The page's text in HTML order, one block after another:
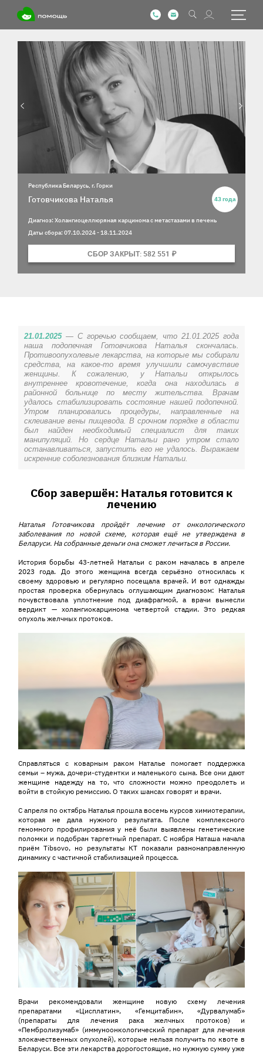
Информация о ребенке
Фотографии ребенка
Республика Беларусь, г. Горки
Готовчикова Наталья
Диагноз: Холангиоцеллюряная карцинома с метастазами в печень
Даты сбора: 07.10.2024 - 18.11.2024
СБОР ЗАКРЫТ: 582 551 ₽
43 года
21.01.2025 — С горечью сообщаем, что 21.01.2025 года
наша подопечная Готовчикова Наталья скончалась.
Противоопухолевые лекарства, на которые мы собирали
средства, на какое-то время улучшили самочувствие
женщины. К сожалению, у Натальи открылось
внутреннее кровотечение, когда она находилась в
районной больнице по месту жительства. Врачам
удалось стабилизировать состояние нашей подопечной.
Утром планировались процедуры, направленные на
склеивание вены пищевода. В срочном порядке в области
был найден необходимый специалист для таких
манипуляций. Но сердце Натальи рано утром стало
останавливаться, запустить его не удалось. Выражаем
искренние соболезнования близким Натальи.
Сбор завершён: Наталья готовится к
лечению
Наталья Готовчикова пройдёт лечение от онкологического
заболевания по новой
схеме, которая ещё не утверждена в
Беларуси. На собранные деньги она сможет лечиться в России.
История борьбы 43-летней Натальи с раком началась в апреле
2023 года. До этого женщина всегда серьёзно относилась к
своему здоровью и регулярно посещала врачей. И вот однажды
простая проверка обернулась оглушающим диагнозом: Наталья
почувствовала уплотнение под диафрагмой, а врачи вынесли
вердикт — холангиокарцинома четвертой стадии. Это редкая
опухоль желчных протоков.
Справляться с коварным раком Наталье помогает поддержка
семьи – мужа, дочери-студентки и маленького сына. Все они дают
женщине надежду на то, что сложности можно преодолеть и
войти в стойкую ремиссию. О таких шансах говорят и врачи.
С апреля по октябрь Наталья прошла восемь курсов химиотерапии,
которая не дала нужного результата. После комплексного
геномного профилирования у неё были выявлены генетические
поломки и подобран таргетный препарат. С ноября Наташа начала
приём Tibsovo, но результаты КТ показали разнонаправленную
динамику с частичной стабилизацией процесса.
Врачи рекомендовали женщине новую схему лечения
препаратами «Цисплатин», «Гемцитабин», «Дурвалумаб»
(препараты для лечения рака желчных протоков) и
«Пембролизумаб» (иммуноонкологический препарат для лечения
злокачественных опухолей), которые нельзя получить по квоте в
Беларуси. Все эти лекарства дорогостоящие, но нужную сумму уже